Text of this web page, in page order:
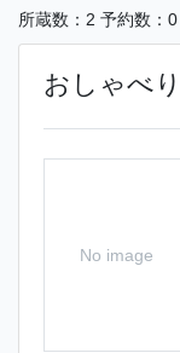
所蔵数：2 予約数：0
おしゃべ
No image